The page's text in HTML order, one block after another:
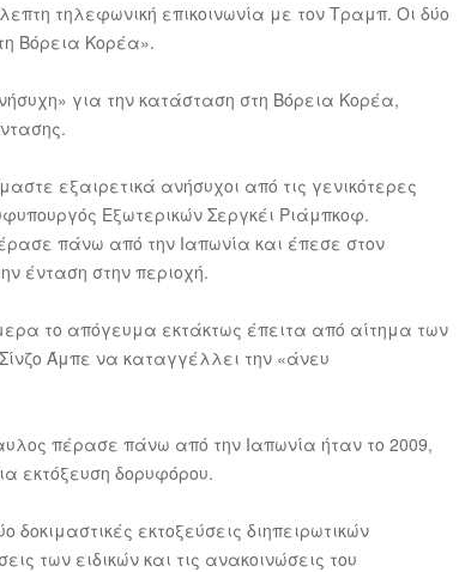
τηλεφωνική επικοινωνία με τον Τραμπ. Οι δύο
Βόρεια Κορέα».
για την κατάσταση στη Βόρεια Κορέα,
εξαιρετικά ανήσυχοι από τις γενικότερες
Εξωτερικών Σεργκέι Ριάμπκοφ.
πάνω από την Ιαπωνία και έπεσε στον
ένταση στην περιοχή.
το απόγευμα εκτάκτως έπειτα από αίτημα των
Άμπε να καταγγέλλει την «άνευ
πέρασε πάνω από την Ιαπωνία ήταν το 2009,
εκτόξευση δορυφόρου.
εκτοξεύσεις διηπειρωτικών
των ειδικών και τις ανακοινώσεις του